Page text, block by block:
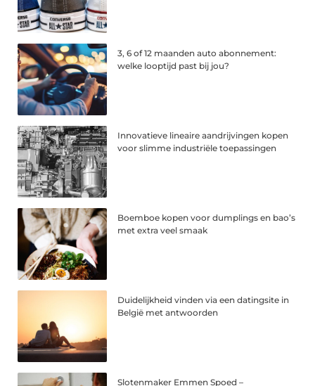
3, 6 of 12 maanden auto abonnement:
welke looptijd past bij jou?
Innovatieve lineaire aandrijvingen kopen
voor slimme industriële toepassingen
Boemboe kopen voor dumplings en bao’s
met extra veel smaak
Duidelijkheid vinden via een datingsite in
België met antwoorden
Slotenmaker Emmen Spoed –